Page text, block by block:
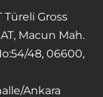
Türeli Gross
Macun Mah.
48, 06600,
Ankara